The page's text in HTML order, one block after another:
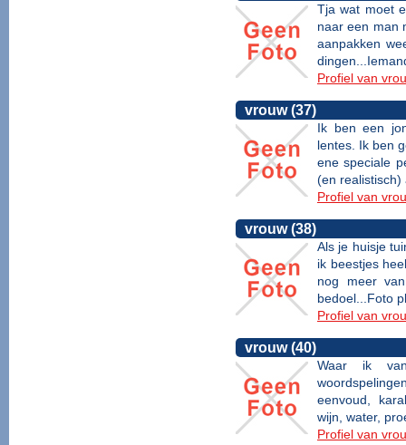
Tja wat moet
naar een man
aanpakken
Profiel van
vrouw (37)
Ik ben een
lentes. Ik ben
ene speciale
(en realistisch)
Profiel van
vrouw (38)
Als je huisje
ik beestjes
nog meer
bedoel...Foto
Profiel van
vrouw (40)
Waar ik
eenvoud,
wijn, water,
Profiel van